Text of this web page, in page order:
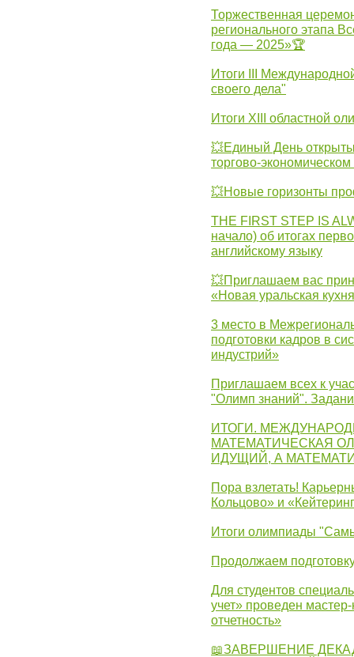
Торжественная
регионального этапа
года — 2025»🏆
Итоги III
своего дела"
Итоги XIII областной
💥Единый День
торгово-
💥Новые горизонты
THE FIRST STEP IS
начало) об итогах
английскому языку
💥Приглашаем вас
«Новая уральская
3 место в
подготовки кадров в
индустрий»
Приглашаем всех к
"Олимп знаний".
ИТОГИ.
МАТЕМАТИЧЕСКАЯ
ИДУЩИЙ, А
Пора взлетать!
Кольцово» и
Итоги олимпиады
Продолжаем
Для студентов
учет» проведен
отчетность»
📖ЗАВЕРШЕНИЕ